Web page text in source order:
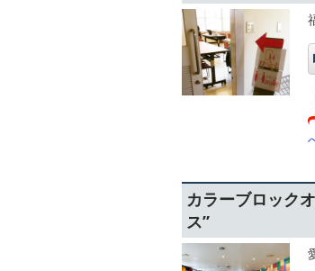
カラーブロック
ス”